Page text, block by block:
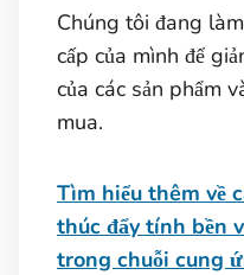
Chúng tôi đang
cấp của mình để
của các sản phẩm
mua.
Tìm hiểu thêm về
thúc đẩy tính bền
trong chuỗi cung